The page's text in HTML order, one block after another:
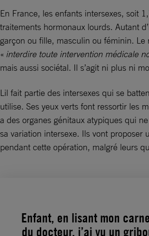
En France, les enfants intersexes, soit
traitements hormonaux lourds. Autant
garçon ou fille, masculin ou féminin. Le
« interdire toute intervention médicale
mais aussi sociétal. Il s’agit ni plus ni
Lil fait partie des intersexes qui se
utilise. Ses yeux verts font ressortir les
a des organes génitaux atypiques qui
sa variation intersexe. Ils vont proposer
pendant cette opération, malgré leurs
Enfant, en lisant mon
du docteur, j’ai vu un